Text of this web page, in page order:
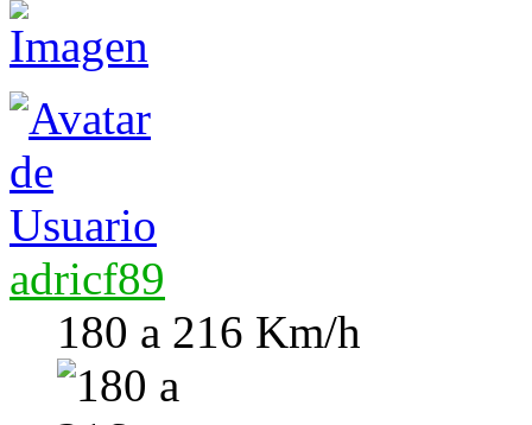
adricf89
180 a 216 Km/h